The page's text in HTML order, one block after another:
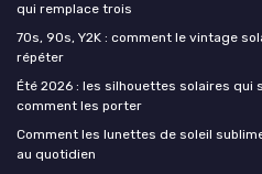
qui remplace trois
70s, 90s, Y2K : comment le vintage
répéter
Été 2026 : les silhouettes solaires qui
comment les porter
Comment les lunettes de soleil
au quotidien